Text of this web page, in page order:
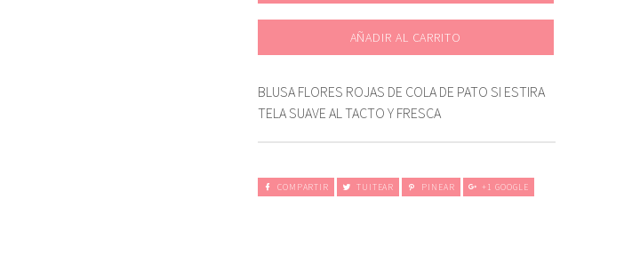
AÑADIR AL CARRITO
BLUSA FLORES ROJAS DE COLA DE PATO SI ESTIRA
TELA SUAVE AL TACTO Y FRESCA
COMPARTIR TUITEAR PINEAR +1 GOOGLE